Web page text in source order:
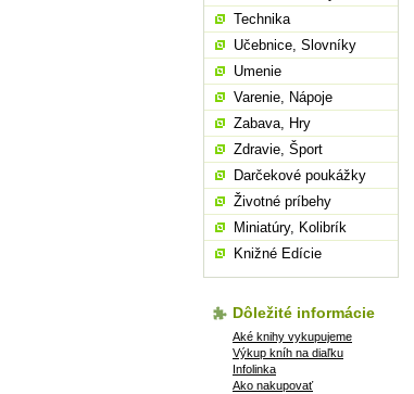
Technika
Učebnice, Slovníky
Umenie
Varenie, Nápoje
Zabava, Hry
Zdravie, Šport
Darčekové poukážky
Životné príbehy
Miniatúry, Kolibrík
Knižné Edície
Dôležité informácie
Aké knihy vykupujeme
Výkup kníh na diaľku
Infolinka
Ako nakupovať